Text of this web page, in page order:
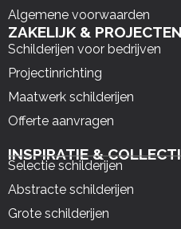
Algemene voorwaarden
ZAKELIJK & PROJECTEN
Schilderijen voor bedrijven
Projectinrichting
Maatwerk schilderijen
Offerte aanvragen
INSPIRATIE &
Selectie schilderijen
Abstracte schilderijen
Grote schilderijen